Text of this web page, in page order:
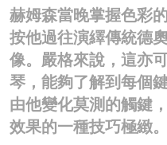
科技
影片
名家榜
灼見活動
赫姆森當晚掌握色彩
按他過往演繹傳統德
像。嚴格來說，這亦
琴，能夠了解到每個
由他變化莫測的觸鍵
效果的一種技巧極緻。